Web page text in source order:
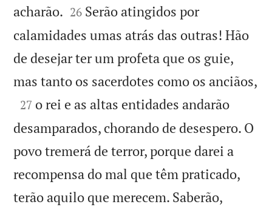
acharão. 

26 Serão atingidos por
calamidades umas atrás das outras! Hão
de desejar ter um profeta que os guie,
mas tanto os sacerdotes como os anciãos,

27 o rei e as altas entidades andarão
desamparados, chorando de desespero. O
povo tremerá de terror, porque darei a
recompensa do mal que têm praticado,
terão aquilo que merecem. Saberão,